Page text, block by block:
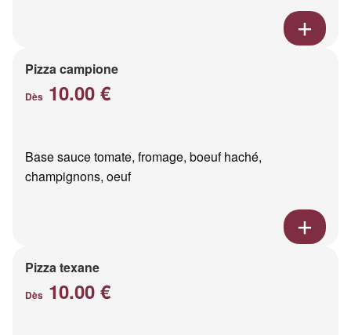
Pizza campione
Dès 10.00 €
Base sauce tomate, fromage, boeuf haché,
champignons, oeuf
Pizza texane
Dès 10.00 €